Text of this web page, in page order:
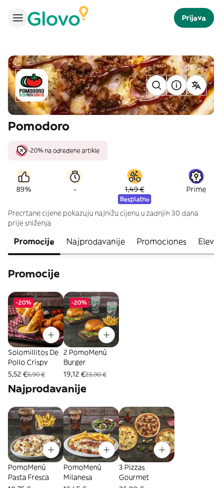
Prijava
Pomodoro
-20% na određene artikle
89% - 1,49 €
Besplatno
Prime
Precrtane cijene pokazuju najnižu cijenu u zadnjih 30 dana
prije sniženja
Promocije Najprodavanije Promociones
Promocije
-20%
Solomillitos De
Pollo Crispy
5,52 €6,90 €
-20%
2 PomoMenú
Burger
19,12 €23,90 €
Najprodavanije
PomoMenú
Pasta Fresca
PomoMenú
Milanesa
3 Pizzas
Gourmet